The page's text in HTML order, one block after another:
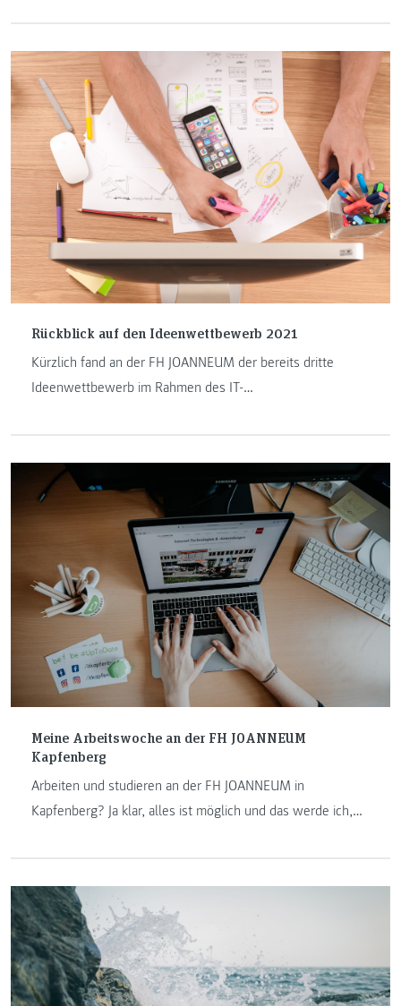
Prettenhofer, Lehrender am Institut Internet-Technologien
& -Anwendungen gibt einen Einblick in seine Vorlesung im
Bereich Marketing.
Rückblick auf den Ideenwettbewerb 2021
Kürzlich fand an der FH JOANNEUM der bereits dritte
Ideenwettbewerb im Rahmen des IT-
fortgeschrittenen Stunde, der Wettbewerb fand von 19 Uhr
bis 22 Uhr statt, kein Nachteil war.
Meine Arbeitswoche an der FH JOANNEUM
Kapfenberg
Arbeiten und studieren an der FH JOANNEUM in
Kapfenberg? Ja klar, alles ist möglich und das werde ich,
Institut Internet-Technologien & -Anwendungen zeigen.